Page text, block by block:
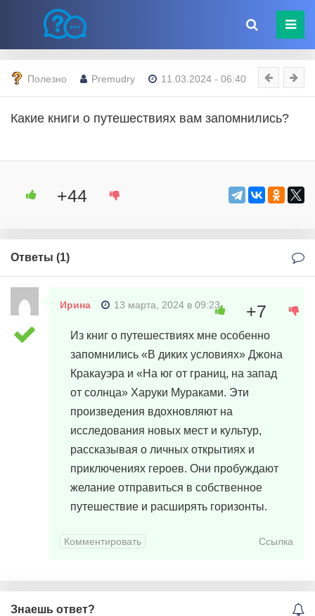
Полезно Premudry 11.03.2024 - 06:40
Какие книги о путешествиях вам запомнились?
+44
Ответы (1)
Ирина 13 марта, 2024 в 09:23
Из книг о путешествиях мне особенно
запомнились «В диких условиях» Джона
Кракауэра и «На юг от границ, на запад
от солнца» Харуки Мураками. Эти
произведения вдохновляют на
исследования новых мест и культур,
рассказывая о личных открытиях и
приключениях героев. Они пробуждают
желание отправиться в собственное
путешествие и расширять горизонты.
+7
Комментировать Ссылка
Знаешь ответ?